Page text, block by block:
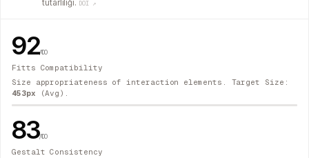
tutarlılığı. DOI ↗
92/100
Fitts Compatibility
Size appropriateness of interaction elements. Target Size:
453px (Avg).
83/100
Gestalt Consistency